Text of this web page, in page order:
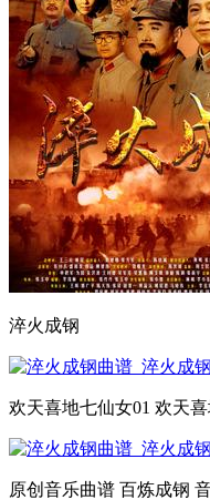
淬火成钢
欢天喜地七仙女01 欢天
原创音乐曲谱 百炼成钢